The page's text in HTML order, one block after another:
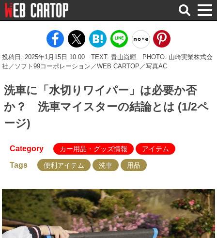
検
索
投稿日: 2025年1月15日 10:00 TEXT:青山尚暉
PHOTO: 山崎実業株式会
社／ソフト99コーポレーション／WEB CARTOP／写真AC
洗車に「水切りワイパー」は必要か否
か？ 洗車マイスターの結論とは (1/2ペ
ージ)
Category カー用品・グッズ情報 アイテム
Tags 便利アイテム 洗車 用品